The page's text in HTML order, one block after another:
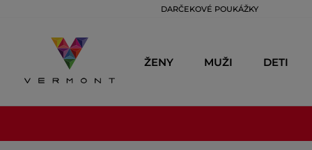
DARČEKOVÉ POUKÁŽKY
ŽENY MUŽI DETI